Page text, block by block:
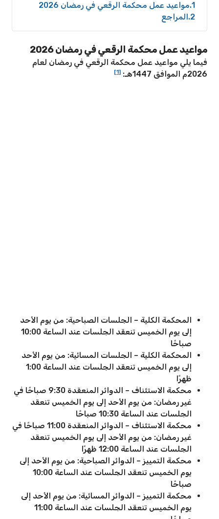
1 مواعيد عمل محكمة الرقعي في رمضان 2026
2 المراجع
مواعيد عمل محكمة الرقعي في رمضان 2026
فيما يلي مواعيد عمل محكمة الرقعي في رمضان لعام
2026م الموافق 1447هـ:
[1]
المحكمة الكلية – الجلسات الصباحية: من يوم الأحد
إلى يوم الخميس تنعقد الجلسات عند الساعة 10:00
صباحًا
المحكمة الكلية – الجلسات المسائية: من يوم الأحد
إلى يوم الخميس تنعقد الجلسات عند الساعة 1:00
ظهرًا
محكمة الاستئناف – الدوائر المنعقدة 9:30 صباحًا في
غير رمضان: من يوم الأحد إلى يوم الخميس تنعقد
الجلسات عند الساعة 10:30 صباحًا
محكمة الاستئناف – الدوائر المنعقدة 11:00 صباحًا في
غير رمضان: من يوم الأحد إلى يوم الخميس تنعقد
الجلسات عند الساعة 12:00 ظهرًا
محكمة التمييز – الدوائر الصباحية: من يوم الأحد إلى
يوم الخميس تنعقد الجلسات عند الساعة 10:00
صباحًا
محكمة التمييز – الدوائر المسائية: من يوم الأحد إلى
يوم الخميس تنعقد الجلسات عند الساعة 11:00